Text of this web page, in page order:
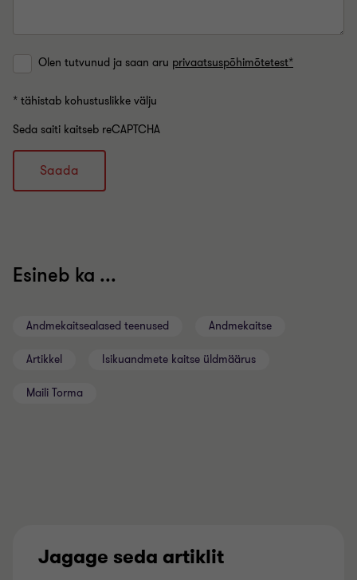
Olen tutvunud ja saan aru privaatsuspõhimõtetest*
* tähistab kohustuslikke välju
Seda saiti kaitseb reCAPTCHA
Saada
Esineb ka ...
Andmekaitsealased teenused Andmekaitse
Artikkel Isikuandmete kaitse üldmäärus
Maili Torma
Jagage seda artiklit